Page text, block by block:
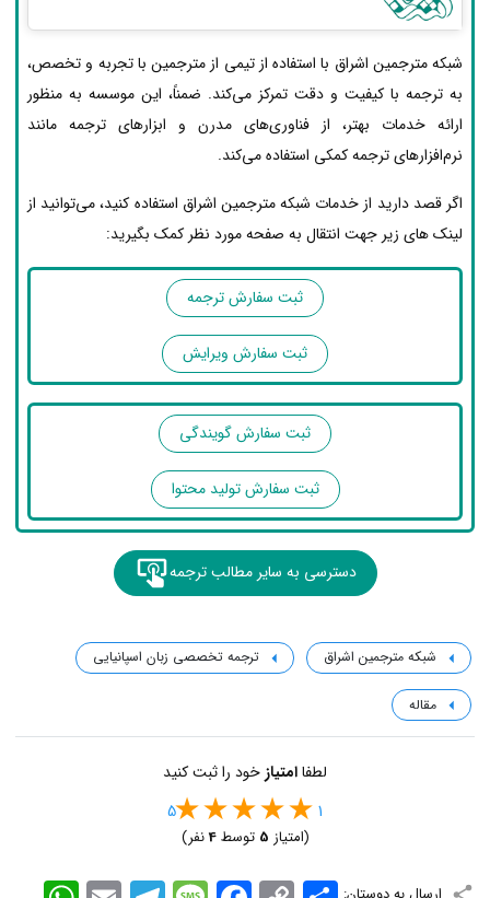
شبکه مترجمین اشراق با استفاده از تیمی از مترجمین با تجربه و تخصص،
به ترجمه با کیفیت و دقت تمرکز می‌کند. ضمناً، این موسسه به منظور
ارائه خدمات بهتر، از فناوری‌های مدرن و ابزارهای ترجمه مانند
نرم‌افزارهای ترجمه کمکی استفاده می‌کند.
اگر قصد دارید از خدمات شبکه مترجمین اشراق استفاده کنید، می‌توانید از
لینک های زیر جهت انتقال به صفحه مورد نظر کمک بگیرید:
ثبت سفارش ترجمه
ثبت سفارش ویرایش
ثبت سفارش گویندگی
ثبت سفارش تولید محتوا
دسترسی به سایر مطالب ترجمه
شبکه مترجمین اشراق ترجمه تخصصی زبان اسپانیایی
مقاله
لطفاامتیاز خود را ثبت کنید
1
5
(امتیاز 5 توسط4نفر)
WhatsApp EmailTelegramMessageFacebook Copy اشتراک